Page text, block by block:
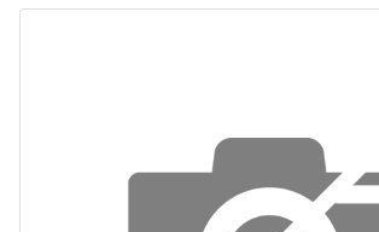
geral@luxivo.pt